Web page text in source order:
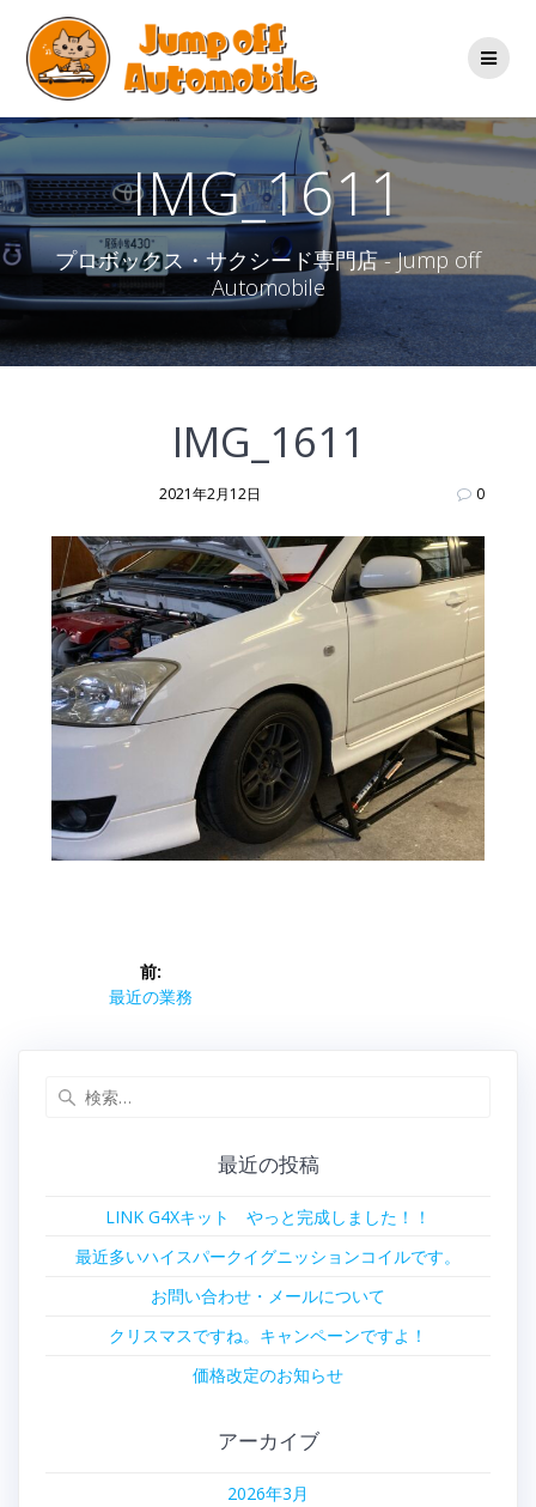
ン
テ
ン
ツ
ス
キ
ッ
プ
IMG_1611
プロボックス・サクシード専門店 - Jump off
Automobile
IMG_1611
2021年2月12日 0
ビ
前:
前
最近の業務
最近の投稿
LINK G4Xキット やっと完成しました！！
最近多いハイスパークイグニッションコイルです。
お問い合わせ・メールについて
クリスマスですね。キャンペーンですよ！
価格改定のお知らせ
アーカイブ
2026年3月